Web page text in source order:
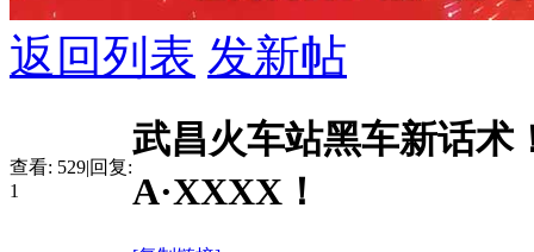
返回列表 发新帖
查看: 529|回复:
1
武昌火车站黑车新话术
A·XXXX！